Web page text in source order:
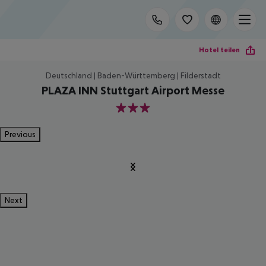
Hotel teilen
Deutschland | Baden-Württemberg | Filderstadt
PLAZA INN Stuttgart Airport Messe
3
Previous
Next